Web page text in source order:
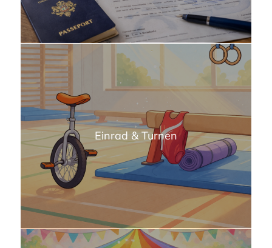
Einrad & Turnen